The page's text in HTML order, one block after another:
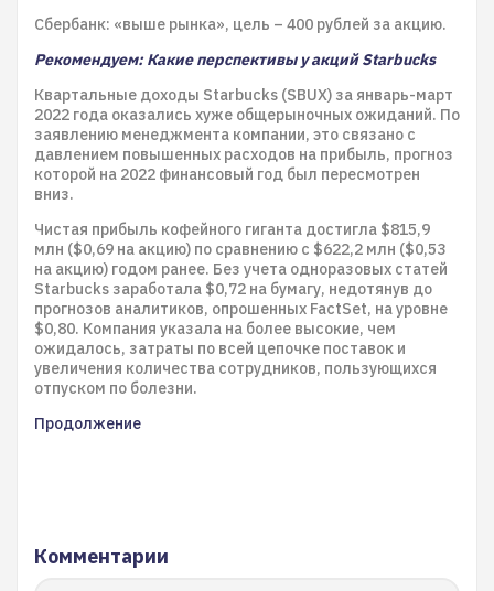
Сбербанк: «выше рынка», цель – 400 рублей за акцию.
Рекомендуем: Какие перспективы у акций Starbucks
Квартальные доходы Starbucks (SBUX) за январь-март
2022 года оказались хуже общерыночных ожиданий. По
заявлению менеджмента компании, это связано с
давлением повышенных расходов на прибыль, прогноз
которой на 2022 финансовый год был пересмотрен
вниз.
Чистая прибыль кофейного гиганта достигла $815,9
млн ($0,69 на акцию) по сравнению с $622,2 млн ($0,53
на акцию) годом ранее. Без учета одноразовых статей
Starbucks заработала $0,72 на бумагу, недотянув до
прогнозов аналитиков, опрошенных FactSet, на уровне
$0,80. Компания указала на более высокие, чем
ожидалось, затраты по всей цепочке поставок и
увеличения количества сотрудников, пользующихся
отпуском по болезни.
Продолжение
Комментарии